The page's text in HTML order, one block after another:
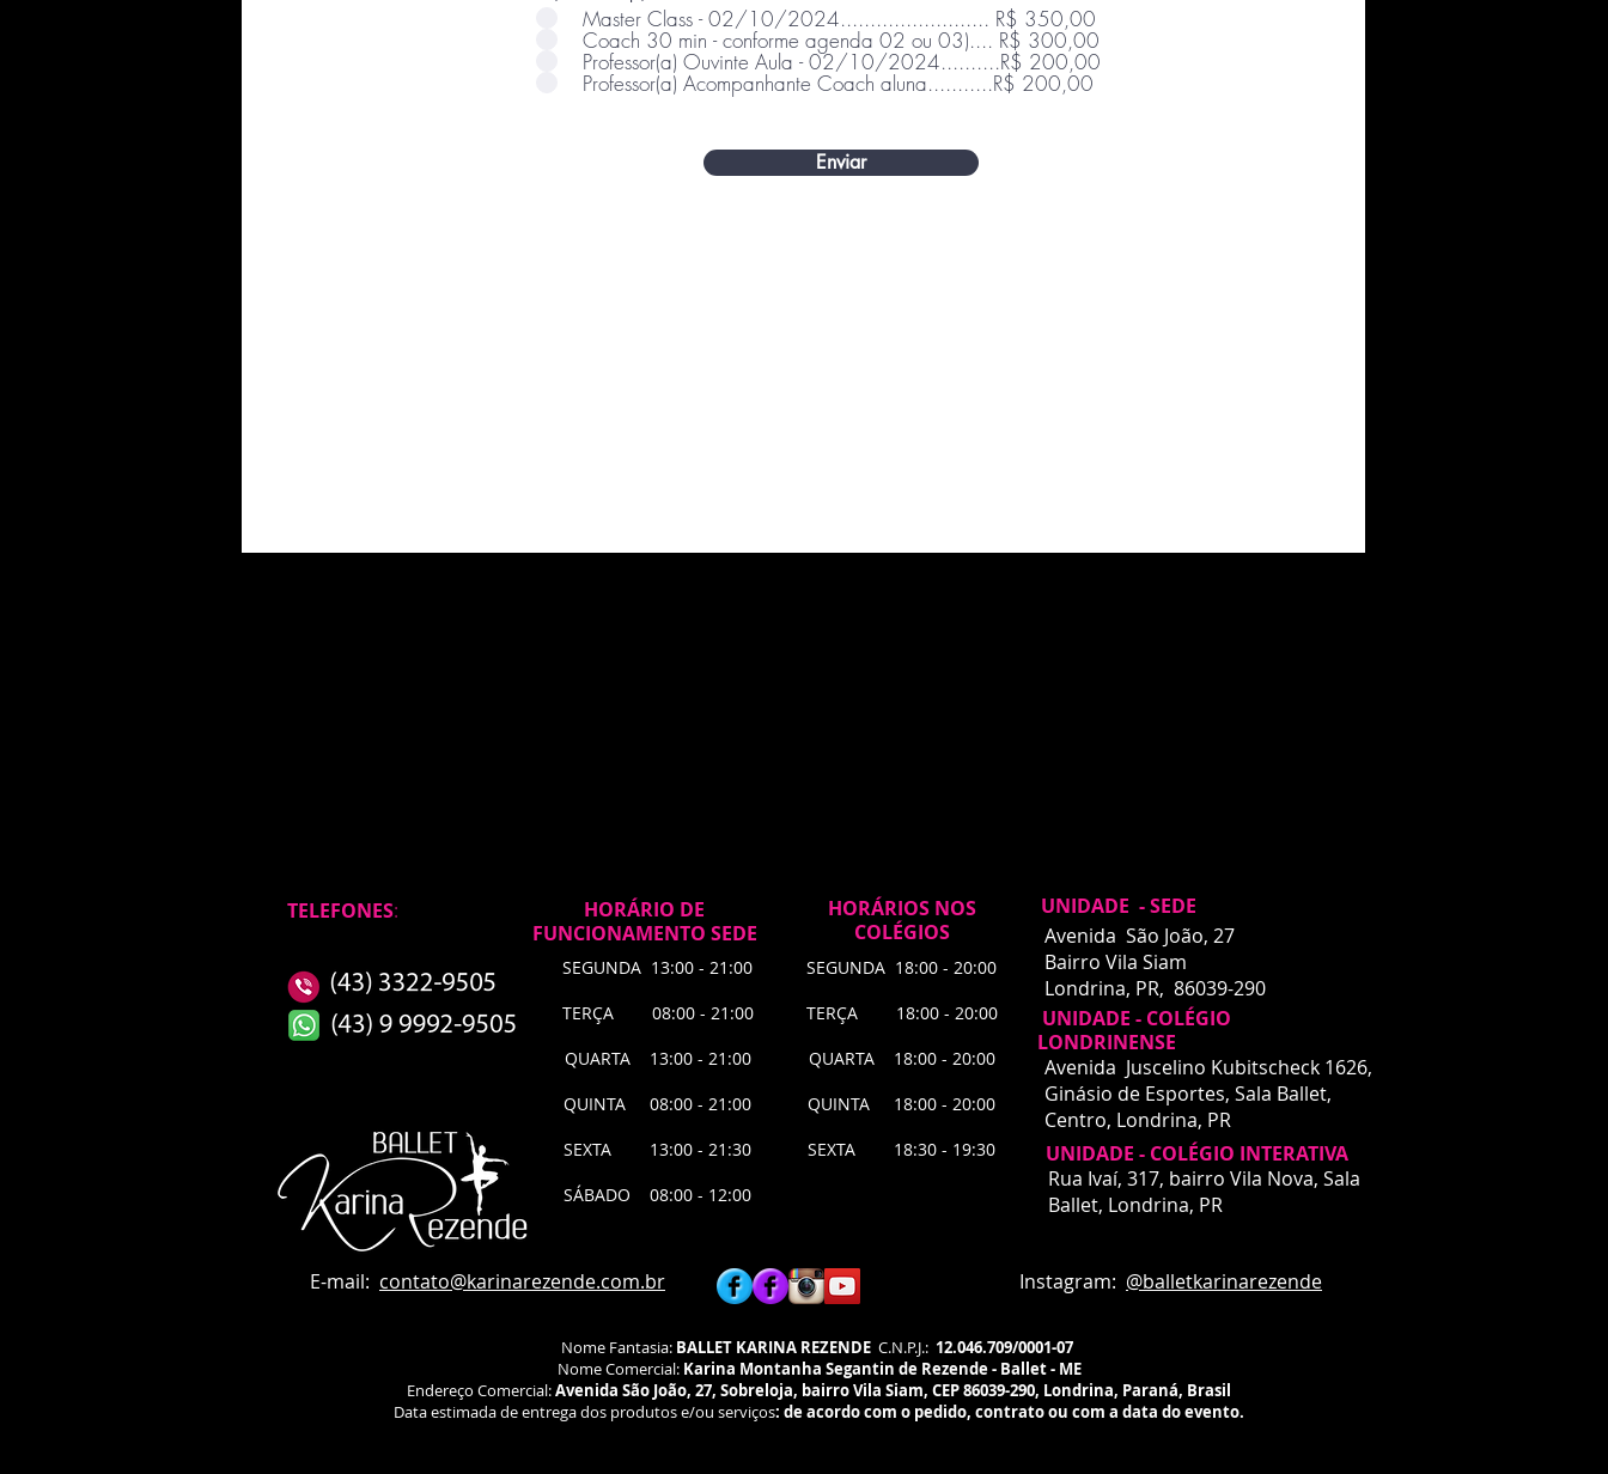
b
b
l
g
a
i
o
Master Class - 02/10/2024......................... R$ 350,00
Coach 30 min - conforme agenda 02 ou 03).... R$ 300,00
Professor(a) Ouvinte Aula - 02/10/2024..........R$ 200,00
Professor(a) Acompanhante Coach aluna...........R$ 200,00
Enviar
TELEFONES:
HORÁRIO DE
FUNCIONAMENTO SEDE
SEGUNDA 13:00 - 21:00
TERÇA 08:00 - 21:00
QUARTA 13:00 - 21:00
QUINTA 08:00 - 21:00
SEXTA 13:00 - 21:30
SÁBADO 08:00 - 12:00
HORÁRIOS NOS
COLÉGIOS
SEGUNDA 18:00 - 20:00
TERÇA 18:00 - 20:00
QUARTA 18:00 - 20:00
QUINTA 18:00 - 20:00
SEXTA 18:30 - 19:30
Avenida São João, 27
Bairro Vila Siam
Londrina, PR, 86039-290
UNIDADE - SEDE
UNIDADE - INTERATIVA
​Rua Ivaí, 317
Bairro Vila Nova
Aguardando liberação de espaço
físico para aulas
UNIDADE - COLÉGIO
LONDRINENSE
Avenida Juscelino Kubitscheck 1626,
Ginásio de Esportes, Sala Ballet,
Centro, Londrina, PR
UNIDADE - COLÉGIO INTERATIVA
Rua Ivaí, 317, bairro Vila Nova, Sala
Ballet, Londrina, PR
E-mail: contato@karinarezende.com.br Instagram: @balletkarinarezende
Nome Fantasia: BALLET KARINA REZENDE C.N.P.J.: 12.046.709/0001-07
Nome Comercial: Karina Montanha Segantin de Rezende - Ballet - ME
Endereço Comercial:Avenida São João, 27, Sobreloja, bairro Vila Siam, CEP 86039-290, Londrina, Paraná, Brasil
Data estimada de entrega dos produtos e/ou serviços: de acordo com o pedido, contrato ou com a data do evento.